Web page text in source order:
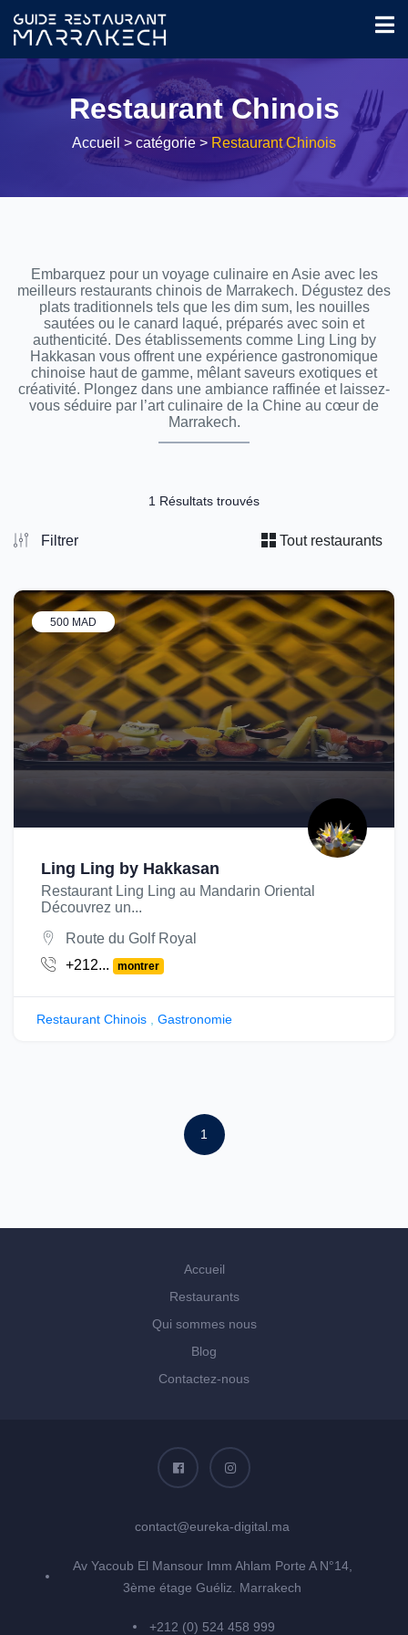
Restaurant Chinois
Accueil > catégorie >Restaurant Chinois
Embarquez pour un voyage culinaire en Asie avec les
meilleurs restaurants chinois de Marrakech. Dégustez des
plats traditionnels tels que les dim sum, les nouilles
sautées ou le canard laqué, préparés avec soin et
authenticité. Des établissements comme Ling Ling by
Hakkasan vous offrent une expérience gastronomique
chinoise haut de gamme, mêlant saveurs exotiques et
créativité. Plongez dans une ambiance raffinée et laissez-
vous séduire par l’art culinaire de la Chine au cœur de
Marrakech.
1 Résultats trouvés
Filtrer Tout restaurants
500 MAD
Ling Ling by Hakkasan
Restaurant Ling Ling au Mandarin Oriental
Découvrez un...
Route du Golf Royal
+212...
montrer
Restaurant Chinois Gastronomie
1
Accueil
Restaurants
Qui sommes nous
Blog
Contactez-nous
contact@eureka-digital.ma
Av Yacoub El Mansour Imm Ahlam Porte A N°14,
3ème étage Guéliz. Marrakech
+212 (0) 524 458 999